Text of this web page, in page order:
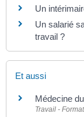
Un
Un salarié
travail ?
Et aussi
Médecine
Travail -